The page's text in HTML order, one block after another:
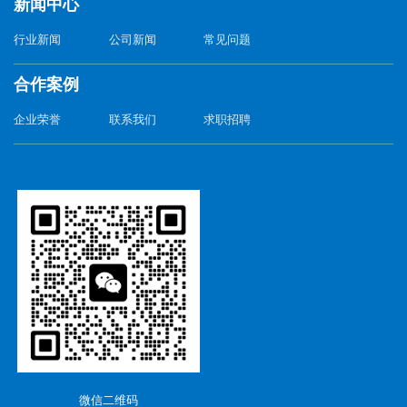
新闻中心
行业新闻 公司新闻 常见问题
合作案例
企业荣誉 联系我们 求职招聘
微信二维码